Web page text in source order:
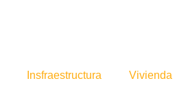
Insfraestructura Vivienda